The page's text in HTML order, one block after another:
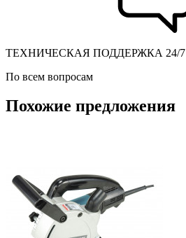
ТЕХНИЧЕСКАЯ ПОДДЕРЖКА 24/7
По всем вопросам
Похожие предложения